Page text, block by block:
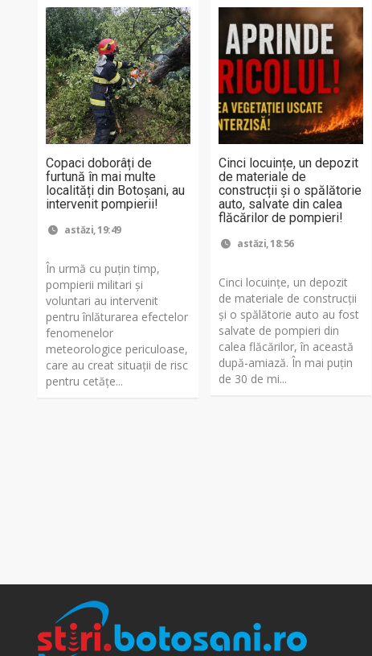
Copaci doborâți de
furtună în mai multe
localități din Botoșani, au
intervenit pompierii!
astăzi, 19:49
În urmă cu puțin timp,
pompierii militari și
voluntari au intervenit
pentru înlăturarea efectelor
fenomenelor
meteorologice periculoase,
care au creat situații de risc
pentru cetățe...
Cinci locuințe, un depozit
de materiale de
construcții și o spălătorie
auto, salvate din calea
flăcărilor de pompieri!
astăzi, 18:56
Cinci locuințe, un depozit
de materiale de construcții
și o spălătorie auto au fost
salvate de pompieri din
calea flăcărilor, în această
după-amiază. În mai puțin
de 30 de mi...